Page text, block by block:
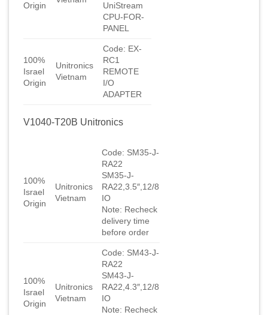
Origin
UniStream
CPU-FOR-
PANEL
100%
Israel
Origin
Unitronics
Vietnam
Code: EX-
RC1
REMOTE
I/O
ADAPTER
V1040-T20B Unitronics
100%
Israel
Origin
Unitronics
Vietnam
Code: SM35-J-
RA22
SM35-J-
RA22,3.5″,12/8
IO
Note: Recheck
delivery time
before order
100%
Israel
Origin
Unitronics
Vietnam
Code: SM43-J-
RA22
SM43-J-
RA22,4.3″,12/8
IO
Note: Recheck